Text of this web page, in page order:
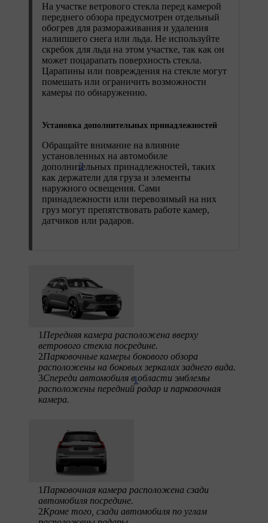
На участке ветрового стекла перед камерой
переднего обзора предусмотрен отдельный
обогрев для размораживания и удаления
налипшего снега или льда. Не используйте
скребок для льда на этом участке, так как он
может поцарапать поверхность стекла.
Царапины или повреждения на стекле могут
помешать или ограничить возможности
камеры по обнаружению.
Установка дополнительных принадлежностей
Обращайте внимание на влияние
установленных на автомобиле
дополнительных принадлежностей, таких
как держатели для груза и элементы
наружного освещения. Сами
принадлежности или перевозимый на них
груз могут препятствовать работе камер,
датчиков или радаров.
2
1 Передняя камера расположена вверху
ветрового стекла посредине.
2Парковочные камеры бокового обзора
расположены на боковых зеркалах заднего вида.
3Спереди автомобиля в области эмблемы
расположены передний радар и парковочная
камера.
1
1 Парковочная камера расположена сзади
автомобиля посредине.
2Кроме того, сзади автомобиля по углам